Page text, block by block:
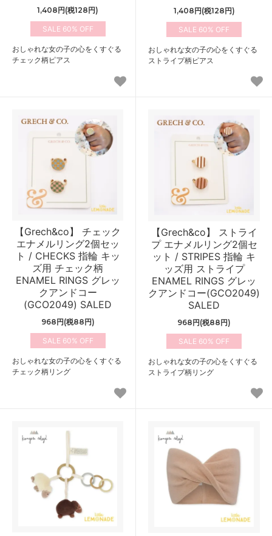
1,408円(税128円)
60%
おしゃれな女の子の心をくすぐる
チェック柄ピアス
1,408円(税128円)
60%
おしゃれな女の子の心をくすぐる
ストライプ柄ピアス
【Grech&co】 チェック
エナメルリング2個セッ
ト / CHECKS 指輪 キッ
ズ用 チェック柄
ENAMEL RINGS グレッ
クアンドコー
(GCO2049) SALED
968円(税88円)
60%
おしゃれな女の子の心をくすぐる
チェック柄リング
【Grech&co】 ストライ
プ エナメルリング2個セ
ット / STRIPES 指輪 キ
ッズ用 ストライプ
ENAMEL RINGS グレッ
クアンドコー(GCO2049)
SALED
968円(税88円)
60%
おしゃれな女の子の心をくすぐる
ストライプ柄リング